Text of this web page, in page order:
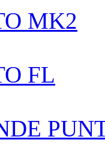
MK2
FL